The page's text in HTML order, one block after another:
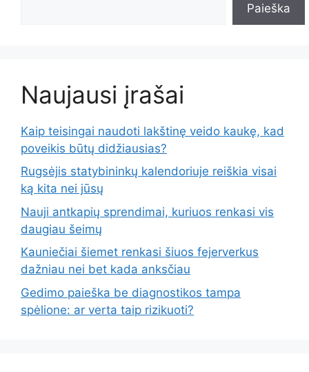
Paieška
Naujausi įrašai
Kaip teisingai naudoti lakštinę veido kaukę, kad
poveikis būtų didžiausias?
Rugsėjis statybininkų kalendoriuje reiškia visai
ką kita nei jūsų
Nauji antkapių sprendimai, kuriuos renkasi vis
daugiau šeimų
Kauniečiai šiemet renkasi šiuos fejerverkus
dažniau nei bet kada anksčiau
Gedimo paieška be diagnostikos tampa
spėlione: ar verta taip rizikuoti?